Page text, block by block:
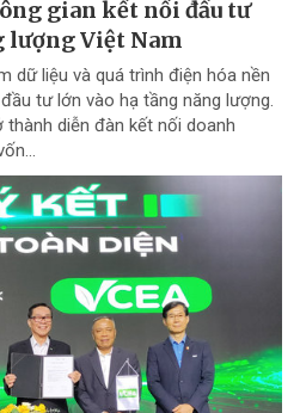
gian kết nối đầu tư
Việt Nam
dữ liệu và quá trình điện hóa nền
tư lớn vào hạ tầng năng lượng.
thành diễn đàn kết nối doanh